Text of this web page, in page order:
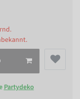
Partydeko